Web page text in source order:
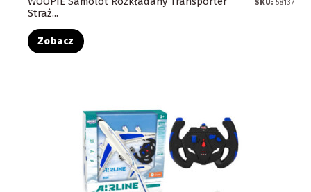
Straż...
SKU: 58137
Zobacz